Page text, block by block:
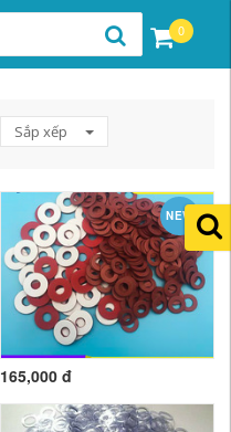
0
Sắp xếp
NEW
165,000 đ